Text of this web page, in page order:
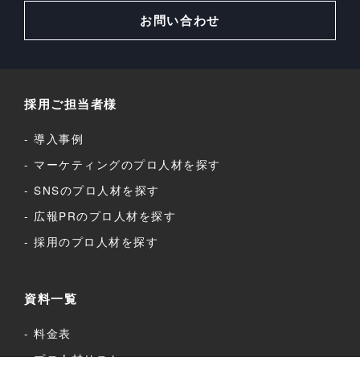
お問い合わせ
採用ご担当者様
導入事例
マーケティングのプロ人材を探す
SNSのプロ人材を探す
広報PRのプロ人材を探す
採用のプロ人材を探す
資料一覧
料金表
プロ人材リスト